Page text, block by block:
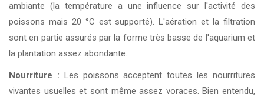
ambiante (la température a une influence sur l'activité des
poissons mais 20 °C est supporté). L'aération et la filtration
sont en partie assurés par la forme très basse de l'aquarium et
la plantation assez abondante.
Nourriture :
Les poissons acceptent toutes les nourritures
vivantes usuelles et sont même assez voraces. Bien entendu,